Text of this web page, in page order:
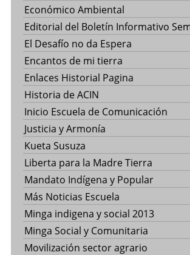
Económico Ambiental
Editorial del Boletín Informativo
El Desafío no da Espera
Encantos de mi tierra
Enlaces Historial Pagina
Historia de ACIN
Inicio Escuela de Comunicación
Justicia y Armonía
Kueta Susuza
Liberta para la Madre Tierra
Mandato Indígena y Popular
Más Noticias Escuela
Minga indigena y social 2013
Minga Social y Comunitaria
Movilización sector agrario